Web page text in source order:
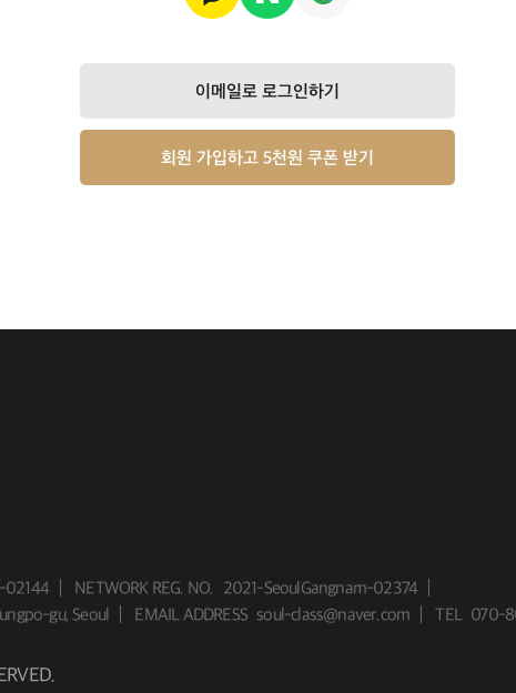
이메일로 로그인하기
회원 가입하고 5천원 쿠폰 받기
02144 NETWORK REG. NO.
2021-SeoulGangnam-02374
gu, Seoul EMAIL ADDRESS soul-class@naver.com TEL 070-